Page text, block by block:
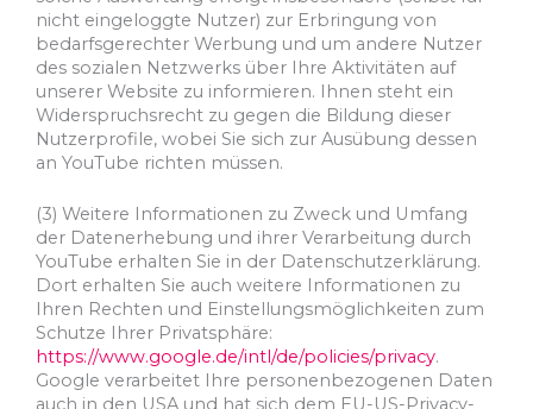
nicht eingeloggte Nutzer) zur Erbringung von
bedarfsgerechter Werbung und um andere Nutzer
des sozialen Netzwerks über Ihre Aktivitäten auf
unserer Website zu informieren. Ihnen steht ein
Widerspruchsrecht zu gegen die Bildung dieser
Nutzerprofile, wobei Sie sich zur Ausübung dessen
an YouTube richten müssen.
(3) Weitere Informationen zu Zweck und Umfang
der Datenerhebung und ihrer Verarbeitung durch
YouTube erhalten Sie in der Datenschutzerklärung.
Dort erhalten Sie auch weitere Informationen zu
Ihren Rechten und Einstellungsmöglichkeiten zum
Schutze Ihrer Privatsphäre:
https://www.google.de/intl/de/policies/privacy.
Google verarbeitet Ihre personenbezogenen Daten
auch in den USA und hat sich dem EU-US-Privacy-